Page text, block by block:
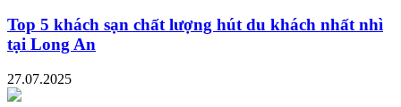
Top 5 khách sạn chất lượng hút du khách nhất nhì
tại Long An
27.07.2025